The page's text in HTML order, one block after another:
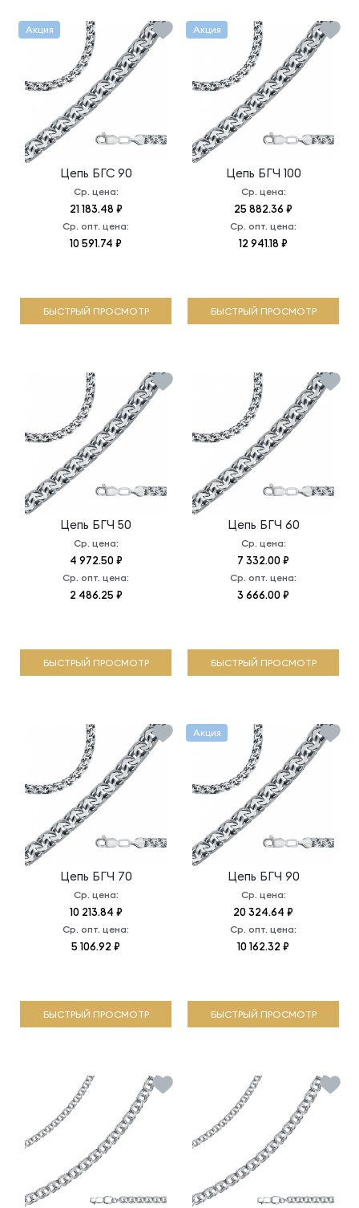
Цепь БГС 90
Ср. цена:
21 183.48 ₽
Ср. опт. цена:
10 591.74 ₽
Акция
БЫСТРЫЙ ПРОСМОТР
Цепь БГЧ 100
Ср. цена:
25 882.36 ₽
Ср. опт. цена:
12 941.18 ₽
Акция
БЫСТРЫЙ ПРОСМОТР
Цепь БГЧ 50
Ср. цена:
4 972.50 ₽
Ср. опт. цена:
2 486.25 ₽
БЫСТРЫЙ ПРОСМОТР
Цепь БГЧ 60
Ср. цена:
7 332.00 ₽
Ср. опт. цена:
3 666.00 ₽
БЫСТРЫЙ ПРОСМОТР
Цепь БГЧ 70
Ср. цена:
10 213.84 ₽
Ср. опт. цена:
5 106.92 ₽
БЫСТРЫЙ ПРОСМОТР
Цепь БГЧ 90
Ср. цена:
20 324.64 ₽
Ср. опт. цена:
10 162.32 ₽
Акция
БЫСТРЫЙ ПРОСМОТР